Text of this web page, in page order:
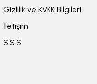
Gizlilik ve KVKK Bilgileri
İletişim
S.S.S